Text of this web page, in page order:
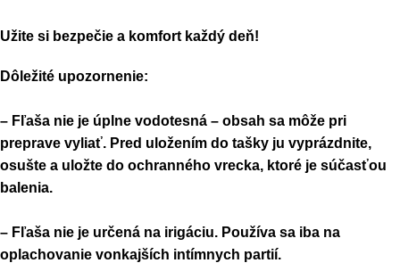
Užite si bezpečie a komfort každý deň!
Dôležité upozornenie:
– Fľaša nie je úplne vodotesná – obsah sa môže pri
preprave vyliať. Pred uložením do tašky ju vyprázdnite,
osušte a uložte do ochranného vrecka, ktoré je súčasťou
balenia.
– Fľaša nie je určená na irigáciu. Používa sa iba na
oplachovanie vonkajších intímnych partií.